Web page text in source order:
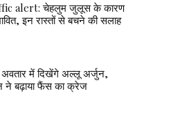
alert: चेहलुम जुलूस के कारण
इन रास्तों से बचने की सलाह
में दिखेंगे अल्लू अर्जुन,
ने बढ़ाया फैंस का क्रेज